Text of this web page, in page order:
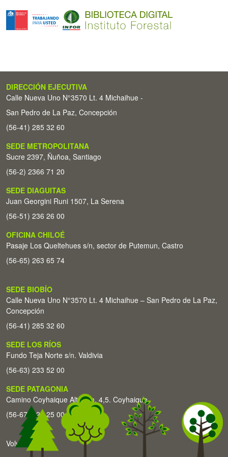
DIRECCIÓN EJECUTIVA
Calle Nueva Uno N°3570 Lt. 4 Michaihue -
San Pedro de La Paz, Concepción
(56-41) 285 32 60
SEDE METROPOLITANA
Sucre 2397, Ñuñoa, Santiago
(56-2) 2366 71 20
SEDE DIAGUITAS
Juan Georgini Runi 1507, La Serena
(56-51) 236 26 00
OFICINA CHILOÉ
Pasaje Los Queltehues s/n, sector de Putemun, Castro
(56-65) 263 65 74
SEDE BIOBÍO
Calle Nueva Uno N°3570 Lt. 4 Michaihue – San Pedro de La Paz,
Concepción
(56-41) 285 32 60
SEDE LOS RÍOS
Fundo Teja Norte s/n. Valdivia
(56-63) 233 52 00
SEDE PATAGONIA
Camino Coyhaique Alto Km. 4,5. Coyhaique
(56-67) 226 25 00
Volver arriba